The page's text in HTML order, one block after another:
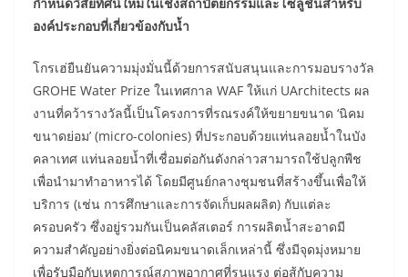
กำหนดวิสัยทัศน์ใหม่ในเชิงสถาปัตยกรรมและโซลูชันสำหรับ
องค์ประกอบที่เกี่ยวข้องกับน้ำ
โกรเฮ่ยืนยันความมุ่งมั่นนี้ด้วยการสนับสนุนและการมอบรางวัล
GROHE Water Prize ในเทศกาล WAF ให้แก่ UArchitects ผล
งานที่คว้ารางวัลนี้เป็นโครงการที่รณรงค์ให้ขยายขนาด ‘นิคม
ขนาดย่อม’ (micro-colonies) ที่ประกอบด้วยแท่นลอยน้ำในบัง
คลาเทศ แท่นลอยน้ำที่เชื่อมต่อกันดังกล่าวสามารถใช้ปลูกพืช
เพื่อนำมาทำอาหารได้ โดยมีศูนย์กลางชุมชนที่สร้างขึ้นเพื่อให้
บริการ (เช่น การศึกษาและการจัดเก็บผลผลิต) กับแต่ละ
ครอบครัว ซึ่งอยู่รวมกันเป็นคลัสเตอร์ การผลิตน้ำสะอาดมี
ความสำคัญอย่างยิ่งต่อนิคมขนาดเล็กเหล่านี้ ซึ่งมีจุดมุ่งหมาย
เพื่อรับมือกับเหตุการณ์สภาพอากาศที่รุนแรง ต่อสู้กับความ